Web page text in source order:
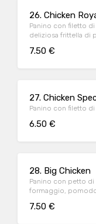
26. Chicken
Panino con filetto
deliziosa frittella di
7.50 €
27. Chicken
Panino con filetto
6.50 €
28. Big Chicken
Panino con petto
formaggio,
7.50 €